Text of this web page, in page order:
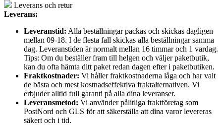
Leverans och retur
Leverans:
Leveranstid: Alla beställningar packas och skickas dagligen
mellan 09-18. I de flesta fall skickas alla beställningar samma
dag. Leveranstiden är normalt mellan 16 timmar och 1 vardag.
Tips: Om du beställer fram till helgen och väljer paketbutik,
kan du ofta hämta ditt paket redan dagen efter i paketbutiken.
Fraktkostnader: Vi håller fraktkostnaderna låga och har valt
de bästa och mest kostnadseffektiva fraktalternativen. Vi
erbjuder alltid full garanti på alla dina leveranser.
Leveransmetod: Vi använder pålitliga fraktföretag som
PostNord och GLS för att säkerställa att dina varor levereras
säkert och i tid.